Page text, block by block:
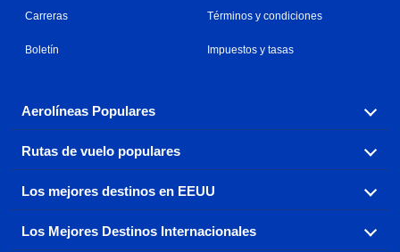
Carreras
Boletín
Términos y condiciones
Impuestos y tasas
Aerolíneas Populares
Explora nuestras opciones de tarifas aéreas baratas por
aerolínea, con más de 500 opciones para elegir.
Aeromexico
Air France Alaska Airlines
Rutas de vuelo populares
Reserva una de nuestras rutas de vuelo más populares
con tres sencillos clics.
Los mejores destinos en EEUU
Encuentra boletos de avión baratos a destinos
Los Mejores Destinos Internacionales